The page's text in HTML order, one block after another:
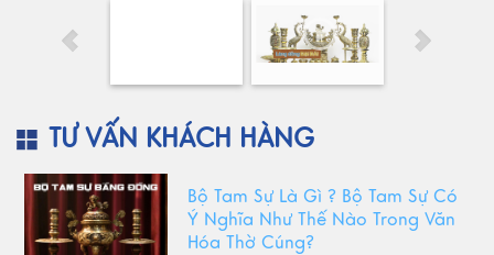
TƯ VẤN KHÁCH HÀNG
Bộ Tam Sự Là Gì ? Bộ Tam Sự Có
Ý Nghĩa Như Thế Nào Trong Văn
Hóa Thờ Cúng?